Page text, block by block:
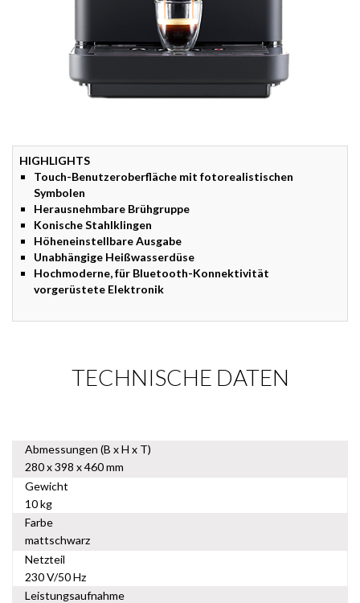
HIGHLIGHTS
Touch-Benutzeroberfläche mit fotorealistischen
Symbolen
Herausnehmbare Brühgruppe
Konische Stahlklingen
Höheneinstellbare Ausgabe
Unabhängige Heißwasserdüse
Hochmoderne, für Bluetooth-Konnektivität
vorgerüstete Elektronik
TECHNISCHE DATEN
Abmessungen (B x H x T)
280 x 398 x 460 mm
Gewicht
10 kg
Farbe
mattschwarz
Netzteil
230 V/50 Hz
Leistungsaufnahme